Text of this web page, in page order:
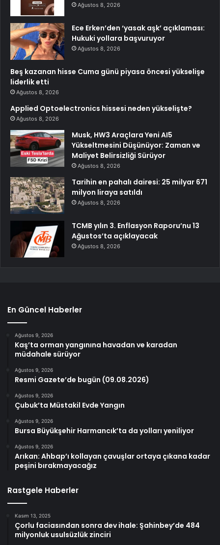
Ağustos 8, 2026
Ece Erken’den ‘yasak aşk’ açıklaması:
Hukuki yollara başvuruyor
Ağustos 8, 2026
Beş kazanan hisse Cuma günü piyasa öncesi yükselişe
liderlik etti
Ağustos 8, 2026
Applied Optoelectronics hissesi neden yükselişte?
Ağustos 8, 2026
Musk, HW3 Araçlara Yeni AI5
Yükseltmesini Düşünüyor: Zaman ve
Maliyet Belirsizliği Sürüyor
Ağustos 8, 2026
Tarihin en pahalı dairesi: 25 milyar 671
milyon liraya satıldı
Ağustos 8, 2026
TCMB yılın 3. Enflasyon Raporu’nu 13
Ağustos’ta açıklayacak
Ağustos 8, 2026
En Güncel Haberler
Ağustos 9, 2026
Kaş’ta orman yangınına havadan ve karadan
müdahale sürüyor
Ağustos 9, 2026
Resmi Gazete’de bugün (09.08.2026)
Ağustos 9, 2026
Çubuk’ta Müstakil Evde Yangın
Ağustos 9, 2026
Bursa Büyükşehir Harmancık’ta da yolları yeniliyor
Ağustos 9, 2026
Arıkan: Ahbap’ı kollayan çavuşlar ortaya çıkana kadar
peşini bırakmayacağız
Rastgele Haberler
Kasım 13, 2025
Çorlu faciasından sonra dev ihale: Şahinbey’de 484
milyonluk usulsüzlük zinciri